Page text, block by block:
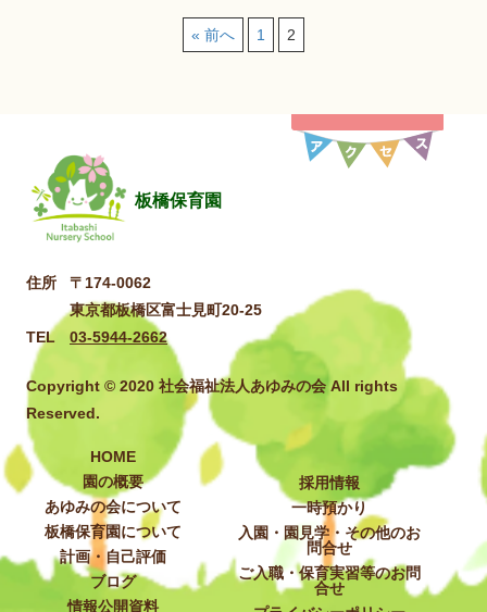
« 前へ 1 2
板橋保育園
住所
〒174-0062
東京都板橋区富士見町20-25
TEL
03-5944-2662
Copyright © 2020 社会福祉法人あゆみの会 All rights
Reserved.
HOME
園の概要
あゆみの会について
板橋保育園について
計画・自己評価
ブログ
情報公開資料
採用情報
一時預かり
入園・園見学・その他のお
問合せ
ご入職・保育実習等のお問
合せ